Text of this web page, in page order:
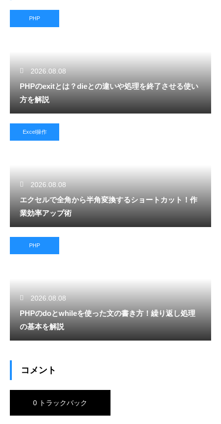
PHP
2026.08.08
PHPのexitとは？dieとの違いや処理を終了させる使い
方を解説
Excel操作
2026.08.08
エクセルで全角から半角変換するショートカット！作
業効率アップ術
PHP
2026.08.08
PHPのdoとwhileを使った文の書き方！繰り返し処理
の基本を解説
コメント
0 トラックバック